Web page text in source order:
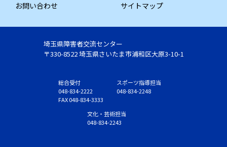
お問い合わせ
サイトマップ
埼玉県障害者交流センター
〒330-8522 埼玉県さいたま市浦和区大原3-10-1
総合受付
048-834-2222
FAX 048-834-3333
スポーツ指導担当
048-834-2248
文化・芸術担当
048-834-2243